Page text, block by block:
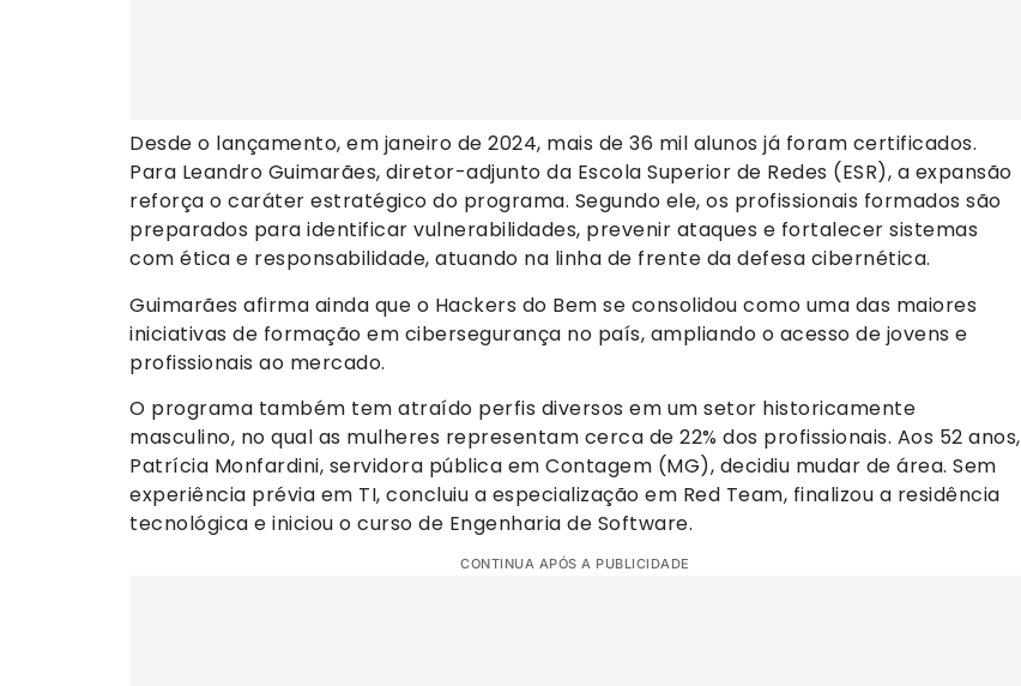
Desde o lançamento, em janeiro de 2024, mais de 36 mil alunos já foram certificados.
Para Leandro Guimarães, diretor-adjunto da Escola Superior de Redes (ESR), a expansão
reforça o caráter estratégico do programa. Segundo ele, os profissionais formados são
preparados para identificar vulnerabilidades, prevenir ataques e fortalecer sistemas
com ética e responsabilidade, atuando na linha de frente da defesa cibernética.
Guimarães afirma ainda que o Hackers do Bem se consolidou como uma das maiores
iniciativas de formação em cibersegurança no país, ampliando o acesso de jovens e
profissionais ao mercado.
O programa também tem atraído perfis diversos em um setor historicamente
masculino, no qual as mulheres representam cerca de 22% dos profissionais. Aos 52 anos,
Patrícia Monfardini, servidora pública em Contagem (MG), decidiu mudar de área. Sem
experiência prévia em TI, concluiu a especialização em Red Team, finalizou a residência
tecnológica e iniciou o curso de Engenharia de Software.
CONTINUA APÓS A PUBLICIDADE